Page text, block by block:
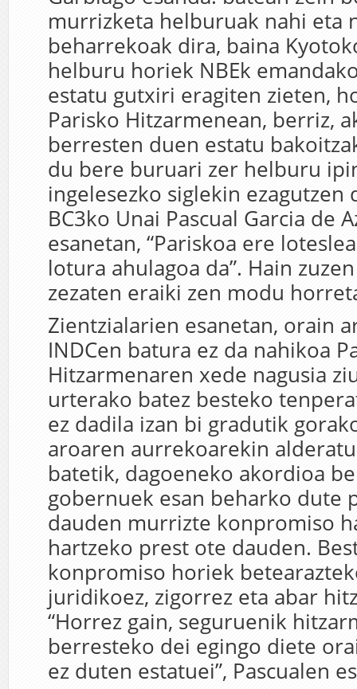
murrizketa helburuak nahi eta
beharrekoak dira, baina
helburu horiek NBEk
estatu gutxiri eragiten zieten,
Parisko Hitzarmenean, berriz,
berresten duen estatu
du bere buruari zer helburu
ingelesezko siglekin
BC3ko Unai Pascual Garcia de
esanetan, “Pariskoa ere
lotura ahulagoa da”. Hain
zezaten eraiki zen modu
Zientzialarien esanetan, orain
INDCen batura ez da nahikoa
Hitzarmenaren xede nagusia
urterako batez besteko
ez dadila izan bi gradutik
aroaren aurrekoarekin
batetik, dagoeneko akordioa
gobernuek esan beharko dute
dauden murrizte konpromiso
hartzeko prest ote dauden.
konpromiso horiek
juridikoez, zigorrez eta abar
“Horrez gain, seguruenik
berresteko dei egingo diete
ez duten estatuei”, Pascualen